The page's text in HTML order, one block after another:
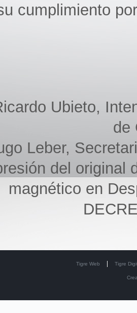
cumplimiento
Ubieto,
de
Leber,
del original
magnético en
Tigre Web Tigre